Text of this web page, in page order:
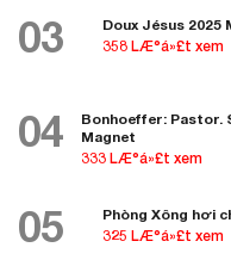
03
Doux Jésus 2025
358 LÆ°á»£t xem
04
Bonhoeffer: Pastor.
Magnet
333 LÆ°á»£t xem
05
Phòng Xông hơi
325 LÆ°á»£t xem